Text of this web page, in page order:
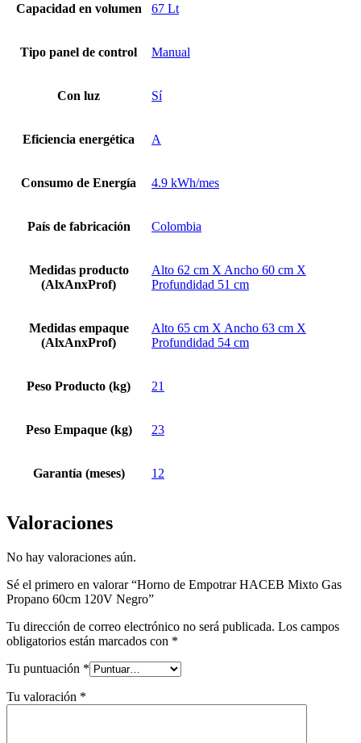
Capacidad en volumen 67 Lt
Tipo panel de control Manual
Con luz Sí
Eficiencia energética A
Consumo de Energía 4.9 kWh/mes
País de fabricación Colombia
Medidas producto
(AlxAnxProf)
Alto 62 cm X Ancho 60 cm X
Profundidad 51 cm
Medidas empaque
(AlxAnxProf)
Alto 65 cm X Ancho 63 cm X
Profundidad 54 cm
Peso Producto (kg) 21
Peso Empaque (kg) 23
Garantía (meses) 12
Valoraciones
No hay valoraciones aún.
Sé el primero en valorar “Horno de Empotrar HACEB Mixto Gas
Propano 60cm 120V Negro”
Tu dirección de correo electrónico no será publicada. Los campos
obligatorios están marcados con *
Tu puntuación *
Tu valoración *